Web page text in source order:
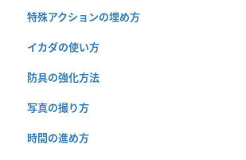
特殊アクションの埋め方
イカダの使い方
防具の強化方法
写真の撮り方
時間の進め方